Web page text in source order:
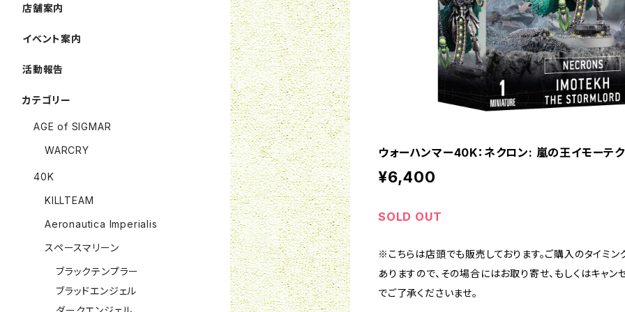
ウォーハンマー40K：ネクロン: 嵐の王イモーテク
¥6,400
SOLD OUT
※こちらは店頭でも販売しております。ご購入のタイミ
ありますので、その場合にはお取り寄せ、もしくはキャ
でご了承くださいませ。
店舗案内
イベント案内
活動報告
カテゴリー
AGE of SIGMAR
WARCRY
40K
KILLTEAM
Aeronautica Imperialis
スペースマリーン
ブラックテンプラー
ブラッドエンジェル